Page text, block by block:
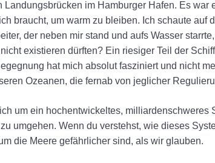
im Hamburger Hafen. Es war
braucht, um warm zu bleiben. Ich schaute auf
der neben mir stand und aufs Wasser
existieren dürften? Ein riesiger Teil der
hat mich absolut fasziniert und nicht
Ozeanen, die fernab von jeglicher
um ein hochentwickeltes, milliardenschweres
umgehen. Wenn du verstehst, wie dieses
die Meere gefährlicher sind, als wir glauben.